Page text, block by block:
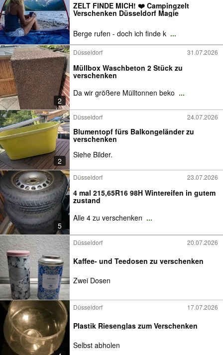
ZELT FINDE MICH! ❤️ Campingzelt
Verschenken Düsseldorf Magie
Berge rufen - doch ich finde k ...
2
Düsseldorf 31.07.2026
Müllbox Waschbeton 2 Stück zu
verschenken
Da wir größere Mülltonnen beko ...
2
Düsseldorf 24.07.2026
Blumentopf fürs Balkongeländer zu
verschenken
Siehe Bilder.
5
Düsseldorf 23.07.2026
4 mal 215,65R16 98H Wintereifen in gutem
zustand
Alle 4 zu verschenken ...
Düsseldorf 20.07.2026
Kaffee- und Teedosen zu verschenken
Zwei Dosen
Düsseldorf 17.07.2026
Plastik Riesenglas zum Verschenken
Selbst abholen